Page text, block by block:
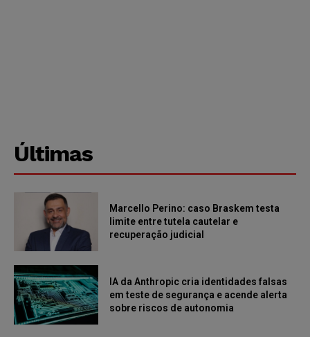
Últimas
Marcello Perino: caso Braskem testa
limite entre tutela cautelar e
recuperação judicial
IA da Anthropic cria identidades falsas
em teste de segurança e acende alerta
sobre riscos de autonomia